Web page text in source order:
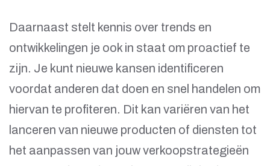
Daarnaast stelt kennis over trends en
ontwikkelingen je ook in staat om proactief te
zijn. Je kunt nieuwe kansen identificeren
voordat anderen dat doen en snel handelen om
hiervan te profiteren. Dit kan variëren van het
lanceren van nieuwe producten of diensten tot
het aanpassen van jouw verkoopstrategieën